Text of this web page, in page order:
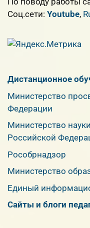
Cоц.сети: Youtube,
Дистанционное
Министерство
Федерации
Министерство
Российской
Рособрнадзор
Министерство
Единый
Сайты и блоги